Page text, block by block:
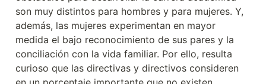
son muy distintos para hombres y para mujeres. Y,
además, las mujeres experimentan en mayor
medida el bajo reconocimiento de sus pares y la
conciliación con la vida familiar. Por ello, resulta
curioso que las directivas y directivos consideren